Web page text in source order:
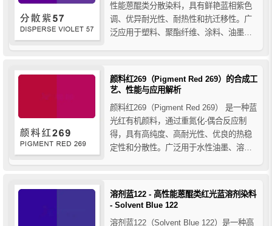
性能蒽醌类分散染料，具有鲜艳蓝相紫色
调、优异耐光性、耐热性和抗迁移性。广
泛应用于塑料、聚酯纤维、涂料、油墨及
应用领域及合成工艺，为塑料与纤维染色
提供专业参考。
颜料红269（Pigment Red 269）的合成工
艺、性能与应用解析
颜料红269（Pigment Red 269） 是一种蓝
光红有机颜料，通过重氮化-偶合反应制
得，具有高纯度、高耐光性、优良的热稳
定性和分散性。广泛用于水性油墨、溶剂
择。
溶剂蓝122 - 高性能蒽醌类红光蓝溶剂染料
- Solvent Blue 122
溶剂蓝122（Solvent Blue 122）是一种高